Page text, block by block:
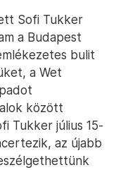
Sofi Tukker
a Budapest
bulit
a Wet
között
Tukker július 15-
az újabb